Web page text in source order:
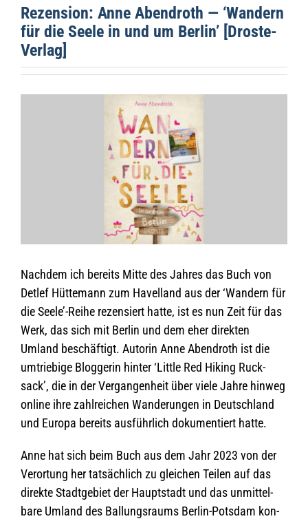
Rezen­sion: Anne Abend­roth — ‘Wan­dern
für die Seele in und um Ber­lin’ [Droste-
Ver­lag]
Nach­dem ich bereits Mitte des Jah­res das Buch von
Det­lef Hüt­te­mann zum Havel­land aus der ‘Wan­dern für
die Seele’-Reihe rezen­siert hatte, ist es nun Zeit für das
Werk, das sich mit Ber­lin und dem eher direk­ten
Umland beschäf­tigt. Autorin Anne Abend­roth ist die
umtrie­bige Blog­ge­rin hin­ter ‘Little Red Hiking Ruck­
sack’, die in der Ver­gan­gen­heit über viele Jahre hin­weg
online ihre zahl­rei­chen Wan­de­run­gen in Deutsch­land
und Europa bereits aus­führ­lich doku­men­tiert hatte.
Anne hat sich beim Buch aus dem Jahr 2023 von der
Ver­or­tung her tat­säch­lich zu glei­chen Tei­len auf das
direkte Stadt­ge­biet der Haupt­stadt und das unmit­tel­
bare Umland des Bal­lungs­raums Ber­lin-Pots­dam kon­